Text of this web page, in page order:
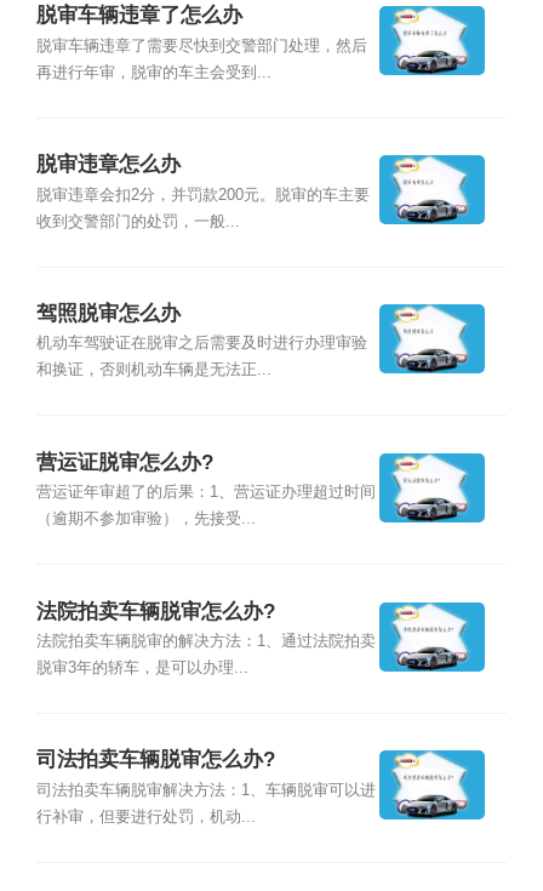
脱审车辆违章了怎么办
脱审车辆违章了需要尽快到交警部门处理，然后
再进行年审，脱审的车主会受到...
脱审违章怎么办
脱审违章会扣2分，并罚款200元。脱审的车主要
收到交警部门的处罚，一般...
驾照脱审怎么办
机动车驾驶证在脱审之后需要及时进行办理审验
和换证，否则机动车辆是无法正...
营运证脱审怎么办?
营运证年审超了的后果：1、营运证办理超过时间
（逾期不参加审验），先接受...
法院拍卖车辆脱审怎么办?
法院拍卖车辆脱审的解决方法：1、通过法院拍卖
脱审3年的轿车，是可以办理...
司法拍卖车辆脱审怎么办?
司法拍卖车辆脱审解决方法：1、车辆脱审可以进
行补审，但要进行处罚，机动...